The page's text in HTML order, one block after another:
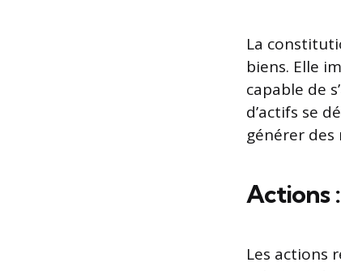
La
biens. Elle
capable de
d’actifs se
générer des
Actions
Les actions